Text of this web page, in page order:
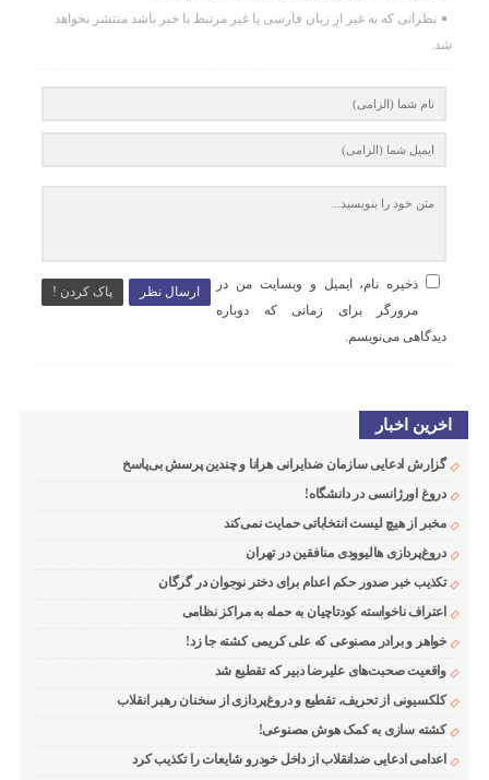
نظراتی که به غیر از زبان فارسی یا غیر مرتبط با خبر باشد منتشر نخواهد
شد.
ارسال نظر پاک کردن !
ذخیره نام، ایمیل و وبسایت من در
مرورگر برای زمانی که دوباره
دیدگاهی می‌نویسم.
اخرین اخبار
گزارش ادعایی سازمان ضدایرانی هرانا و چندین پرسش بی‌پاسخ
دروغ اورژانسی در دانشگاه!
مخبر از هیچ لیست انتخاباتی حمایت نمی‌کند
دروغ‌پردازی هالیوودی منافقین در تهران
تکذیب خبر صدور حکم اعدام برای دختر نوجوان در گرگان
اعتراف ناخواسته کودتاچیان به حمله به مراکز نظامی
خواهر و برادر مصنوعی که علی کریمی کشته جا زد!
واقعیت صحبت‌های علیرضا دبیر که تقطیع شد
کلکسیونی از تحریف، تقطیع و دروغ‌پردازی از سخنان رهبر انقلاب
کشته سازی به کمک هوش مصنوعی!
اعدامی ادعایی ضدانقلاب از داخل خودرو شایعات را تکذیب کرد